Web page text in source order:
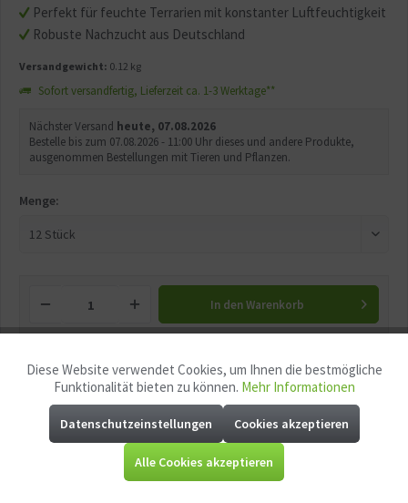
Perfekt für feuchte Terrarien mit konstanter Luftfeuchtigkeit
Robuste Nachzucht aus Deutschland
Versandgewicht: 0.12 kg
Sofort versandfertig, Lieferzeit ca. 1-3 Werktage**
Nächster Versand heute, 07.08.2026
Bestelle bis zum 07.08.2026 - 11:00 Uhr dieses und andere Produkte,
ausgenommen Bestellungen mit Tieren und Pflanzen.
Menge:
In den Warenkorb
Merken Fragen zum Artikel?
Artikel-Nr.:
GG11706
4262395115257
Mindestabnahme:
1
Bonuspunkte sichern
Funktionale Aktiv
Marketing Aktiv
Diese Website verwendet Cookies, um Ihnen die bestmögliche
Funktionalität bieten zu können. Mehr Informationen
Datenschutzeinstellungen Cookies akzeptieren
Alle Cookies akzeptieren